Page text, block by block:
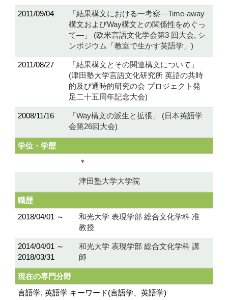
2011/09/04
「結果構文における一考察―Time-away
構文およびWay構文との関係性をめぐっ
て―」 (欧米言語文化学会第3 回大会, シ
ンポジウム「教室で生かす英語学」)
2011/08/27
「結果構文とその関連構文について」
(津田塾大学言語文化研究所 英語の共時
的及び通時的研究の会 プロジェクト発
足二十五周年記念大会)
2008/11/16
「Way構文の派生と拡張」 (日本英語学
会第26回大会)
学位・学歴
＊
津田塾大学大学院
職歴
2018/04/01 ～
和光大学 表現学部 総合文化学科 准
教授
2014/04/01 ～
2018/03/31
和光大学 表現学部 総合文化学科 講
師
現在の専門分野
言語学, 英語学 キーワード(言語学、英語学)